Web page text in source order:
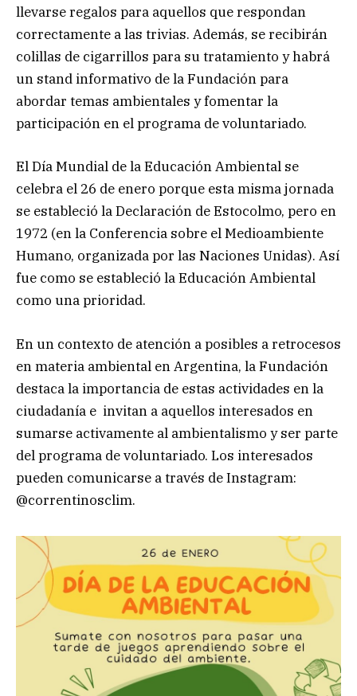
llevarse regalos para aquellos que respondan
correctamente a las trivias. Además, se recibirán
colillas de cigarrillos para su tratamiento y habrá
un stand informativo de la Fundación para
abordar temas ambientales y fomentar la
participación en el programa de voluntariado.
El Día Mundial de la Educación Ambiental se
celebra el 26 de enero porque esta misma jornada
se estableció la Declaración de Estocolmo, pero en
1972 (en la Conferencia sobre el Medioambiente
Humano, organizada por las Naciones Unidas). Así
fue como se estableció la Educación Ambiental
como una prioridad.
En un contexto de atención a posibles a retrocesos
en materia ambiental en Argentina, la Fundación
destaca la importancia de estas actividades en la
ciudadanía e invitan a aquellos interesados en
sumarse activamente al ambientalismo y ser parte
del programa de voluntariado. Los interesados
pueden comunicarse a través de Instagram:
@correntinosclim.